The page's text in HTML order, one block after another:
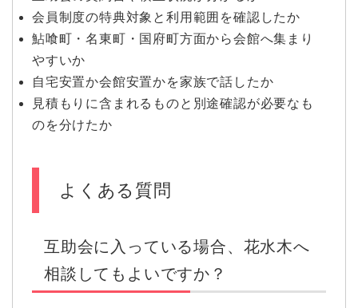
会員制度の特典対象と利用範囲を確認したか
鮎喰町・名東町・国府町方面から会館へ集まり
やすいか
自宅安置か会館安置かを家族で話したか
見積もりに含まれるものと別途確認が必要なも
のを分けたか
よくある質問
互助会に入っている場合、花水木へ
相談してもよいですか？